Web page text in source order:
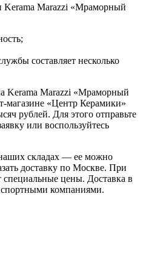
Kerama Marazzi «Мраморный
составляет несколько
Kerama Marazzi «Мраморный
магазине «Центр Керамики»
рублей. Для этого отправьте
или воспользуйтесь
складах — ее можно
доставку по Москве. При
цены. Доставка в
компаниями.